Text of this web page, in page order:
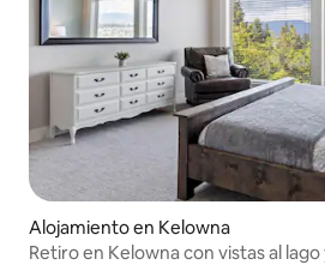
Alojamiento en Kelowna
Retiro en Kelowna con vistas al lago